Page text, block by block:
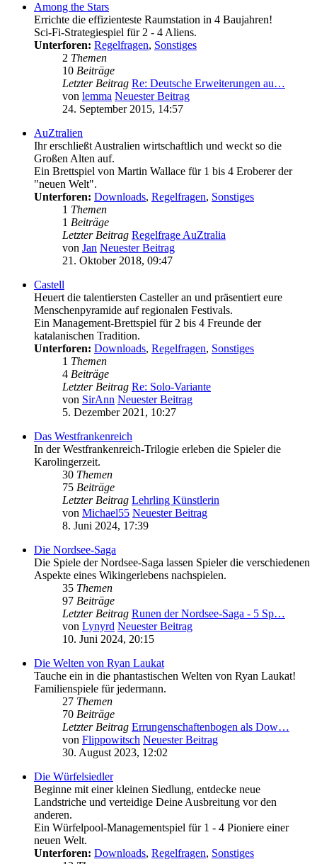
Among the Stars
Errichte die effizienteste Raumstation in 4 Baujahren!
Sci-Fi-Strategiespiel für 2 - 4 Aliens.
Unterforen: Regelfragen, Sonstiges
2 Themen
10 Beiträge
Letzter Beitrag Re: Deutsche Erweiterungen au…
von lemma Neuester Beitrag
24. September 2015, 14:57
AuZtralien
Ihr erschließt Australien wirtschaftlich und weckt so die
Großen Alten auf.
Ein Brettspiel von Martin Wallace für 1 bis 4 Eroberer der
"neuen Welt".
Unterforen: Downloads, Regelfragen, Sonstiges
1 Themen
1 Beiträge
Letzter Beitrag Regelfrage AuZtralia
von Jan Neuester Beitrag
21. Oktober 2018, 09:47
Castell
Heuert die talentiersten Casteller an und präsentiert eure
Menschenpyramide auf regionalen Festivals.
Ein Management-Brettspiel für 2 bis 4 Freunde der
katalanischen Tradition.
Unterforen: Downloads, Regelfragen, Sonstiges
1 Themen
4 Beiträge
Letzter Beitrag Re: Solo-Variante
von SirAnn Neuester Beitrag
5. Dezember 2021, 10:27
Das Westfrankenreich
In der Westfrankenreich-Trilogie erleben die Spieler die
Karolingerzeit.
30 Themen
75 Beiträge
Letzter Beitrag Lehrling Künstlerin
von Michael55 Neuester Beitrag
8. Juni 2024, 17:39
Die Nordsee-Saga
Die Spiele der Nordsee-Saga lassen Spieler die verschiedenen
Aspekte eines Wikingerlebens nachspielen.
35 Themen
97 Beiträge
Letzter Beitrag Runen der Nordsee-Saga - 5 Sp…
von Lynyrd Neuester Beitrag
10. Juni 2024, 20:15
Die Welten von Ryan Laukat
Tauche ein in die phantastischen Welten von Ryan Laukat!
Familienspiele für jedermann.
27 Themen
70 Beiträge
Letzter Beitrag Errungenschaftenbogen als Dow…
von Flippowitsch Neuester Beitrag
30. August 2023, 12:02
Die Würfelsiedler
Beginne mit einer kleinen Siedlung, entdecke neue
Landstriche und verteidige Deine Ausbreitung vor den
anderen.
Ein Würfelpool-Managementspiel für 1 - 4 Pioniere einer
neuen Welt.
Unterforen: Downloads, Regelfragen, Sonstiges